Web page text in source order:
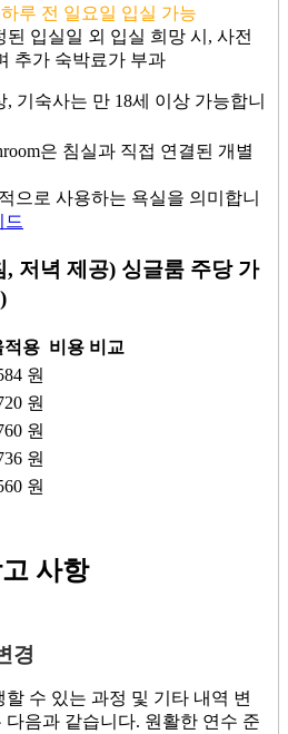
하루 전 일요일 입실 가능
입실일 외 입실 희망 시, 사전
추가 숙박료가 부과
기숙사는 만 18세 이상 가능합니
은 침실과 직접 연결된 개별
으로 사용하는 욕실을 의미합니
드
저녁 제공) 싱글룸 주당 가
적용 비용 비교
원
원
원
원
원
사항
경
수 있는 과정 및 기타 내역 변
음과 같습니다. 원활한 연수 준